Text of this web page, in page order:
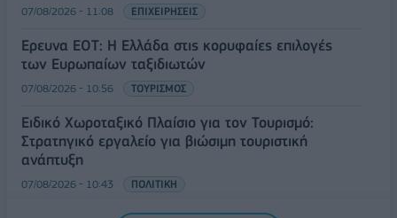
07/08/2026 - 11:08 ΕΠΙΧΕΙΡΗΣΕΙΣ
Έρευνα ΕΟΤ: Η Ελλάδα στις κορυφαίες επιλογές
των Ευρωπαίων ταξιδιωτών
07/08/2026 - 10:56 ΤΟΥΡΙΣΜΟΣ
Ειδικό Χωροταξικό Πλαίσιο για τον Τουρισμό:
Στρατηγικό εργαλείο για βιώσιμη τουριστική
ανάπτυξη
07/08/2026 - 10:43 ΠΟΛΙΤΙΚΗ